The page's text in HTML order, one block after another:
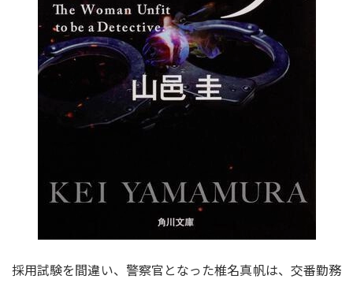
採用試験を間違い、警察官となった椎名真帆は、交番勤務